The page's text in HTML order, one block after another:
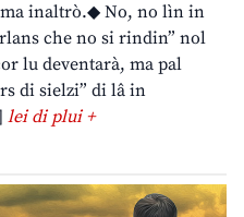
inaltrò.◆ No, no lìn in
che no si rindin” nol
lu deventarà, ma pal
di sielzi” di lâ in
lei di plui +